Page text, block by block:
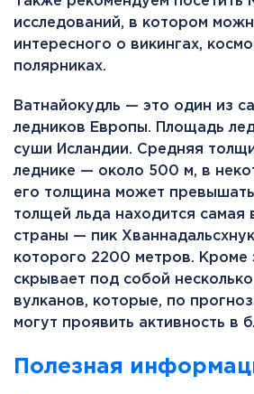
исследований, в котором
интересного о викингах,
полярниках.
Ватнайокудль — это один из
ледников Европы. Площадь
суши Исландии. Средняя
леднике — около 500 м, в
его толщина может
толщей льда находится самая
страны — пик
которого 2200 метров. Кроме
скрывает под собой
вулканов, которые, по
могут проявить активность в
Полезная